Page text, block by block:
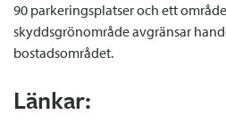
90 parkeringsplatser och ett
skyddsgrönområde avgränsar
bostadsområdet.
Länkar: